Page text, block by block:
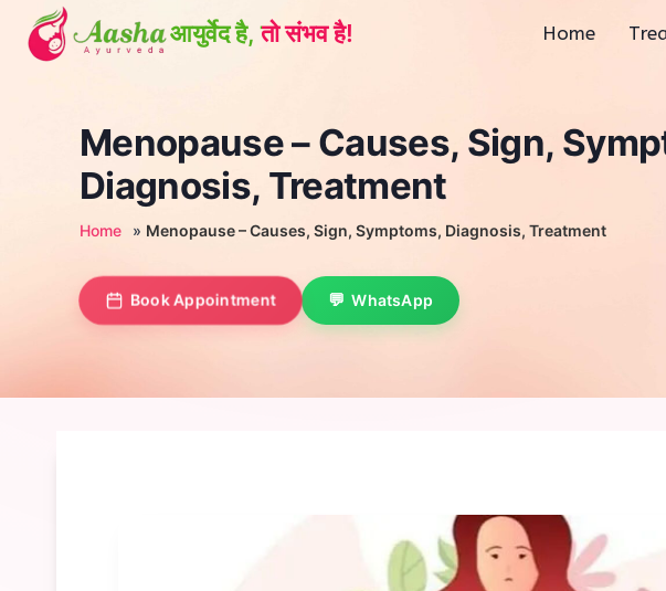
Home
Menopause – Causes, Sign,
Diagnosis, Treatment
Home » Menopause – Causes, Sign, Symptoms, Diagnosis, Treatment
Book Appointment WhatsApp